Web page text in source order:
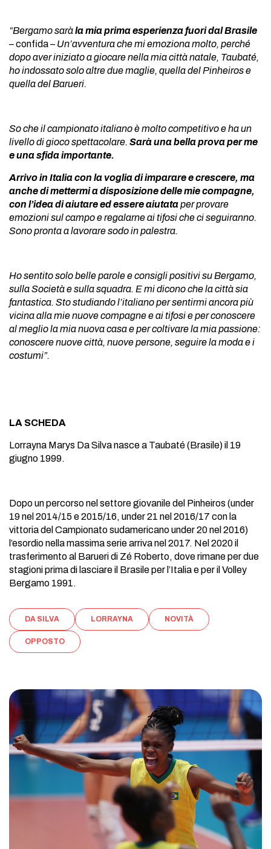
“Bergamo saràla mia prima esperienza fuori dal Brasile
– confida – Un’avventura che mi emoziona molto, perché
dopo aver iniziato a giocare nella mia città natale, Taubaté,
ho indossato solo altre due maglie, quella del Pinheiros e
quella del Barueri.
So che il campionato italiano è molto competitivo e ha un
livello di gioco spettacolare. Sarà una bella prova per me
e una sfida importante.
Arrivo in Italia con la voglia di imparare e crescere, ma
anche di mettermi a disposizione delle mie compagne,
con l’idea di aiutare ed essere aiutataper provare
emozioni sul campo e regalarne ai tifosi che ci seguiranno.
Sono pronta a lavorare sodo in palestra.
Ho sentito solo belle parole e consigli positivi su Bergamo,
sulla Società e sulla squadra. E mi dicono che la città sia
fantastica. Sto studiando l’italiano per sentirmi ancora più
vicina alla mie nuove compagne e ai tifosi e per conoscere
al meglio la mia nuova casa e per coltivare la mia passione:
conoscere nuove città, nuove persone, seguire la moda e i
costumi”.
LA SCHEDA
Lorrayna Marys Da Silva nasce a Taubaté (Brasile) il 19
giugno 1999.
Dopo un percorso nel settore giovanile del Pinheiros (under
19 nel 2014/15 e 2015/16, under 21 nel 2016/17 con la
vittoria del Campionato sudamericano under 20 nel 2016)
l’esordio nella massima serie arriva nel 2017. Nel 2020 il
trasferimento al Barueri di Zé Roberto, dove rimane per due
stagioni prima di lasciare il Brasile per l’Italia e per il Volley
Bergamo 1991.
DA SILVA LORRAYNA NOVITÀ
OPPOSTO